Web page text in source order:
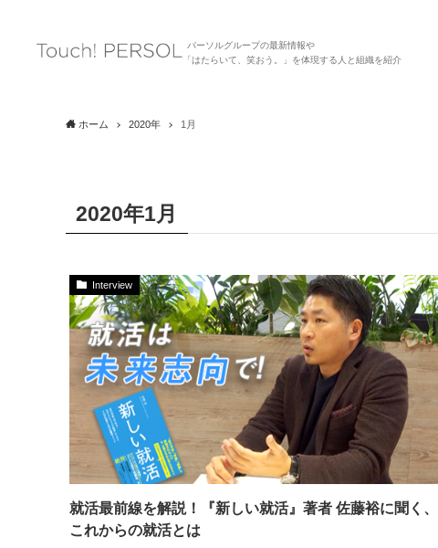
パーソルグループの最新情報や
「はたらいて、笑おう。」を体現する人と組織を紹介
ホーム 2020年 1月
2020年1月
Interview
就活最前線を解説！『新しい就活』著者 佐藤裕に聞く、
これからの就活とは